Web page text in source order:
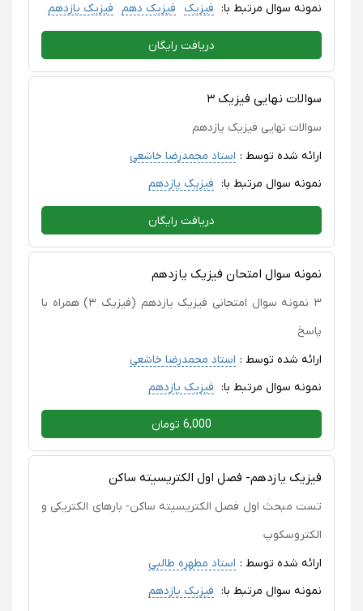
نمونه سوال مرتبط با: فیزیک فیزیک دهم فیزیک یازدهم
دریافت رایگان
سوالات نهایی فیزیک ۳
سوالات نهایی فیزیک یازدهم
ارائه شده توسط : استاد محمدرضا خاشعی
نمونه سوال مرتبط با: فیزیک یازدهم
دریافت رایگان
نمونه سوال امتحان فیزیک یازدهم
۳ نمونه سوال امتحانی فیزیک یازدهم (فیزیک ۳) همراه با
پاسخ
ارائه شده توسط : استاد محمدرضا خاشعی
نمونه سوال مرتبط با: فیزیک یازدهم
6,000 تومان
فیزیک یازدهم- فصل اول الکتریسیته ساکن
تست مبحث اول فصل الکتریسیته ساکن- بارهای الکتریکی و
الکتروسکوپ
ارائه شده توسط : استاد مطهره طالبی
نمونه سوال مرتبط با: فیزیک یازدهم